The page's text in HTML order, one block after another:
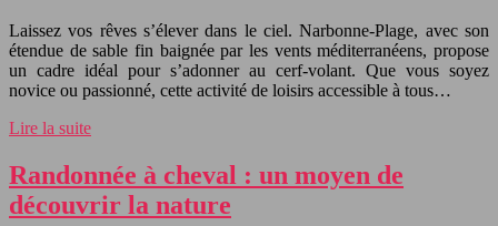
Laissez vos rêves s’élever dans le ciel. Narbonne-Plage, avec son
étendue de sable fin baignée par les vents méditerranéens, propose
un cadre idéal pour s’adonner au cerf-volant. Que vous soyez
novice ou passionné, cette activité de loisirs accessible à tous…
Lire la suite
Randonnée à cheval : un moyen de
découvrir la nature